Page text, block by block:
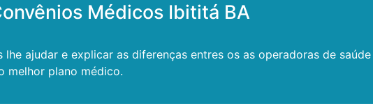
Médicos Ibititá BA
ajudar e explicar as diferenças entres os as operadoras de
melhor plano médico.